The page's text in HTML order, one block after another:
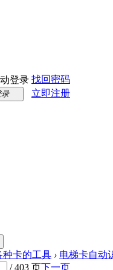
登录 找回密码
立即注册
种卡的工具 › 电梯卡自动
/ 403 页下一页